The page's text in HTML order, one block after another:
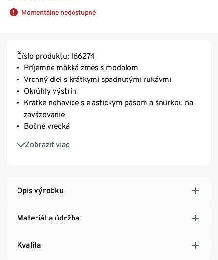
Momentálne nedostupné
Číslo produktu: 166274
Príjemne mäkká zmes s modalom
Vrchný diel s krátkymi spadnutými rukávmi
Okrúhly výstrih
Krátke nohavice s elastickým pásom a šnúrkou na
zaväzovanie
Bočné vrecká
Zobraziť viac
Tričko a nohavice s bočnými rozparkami
Opis výrobku
Materiál a údržba
Kvalita